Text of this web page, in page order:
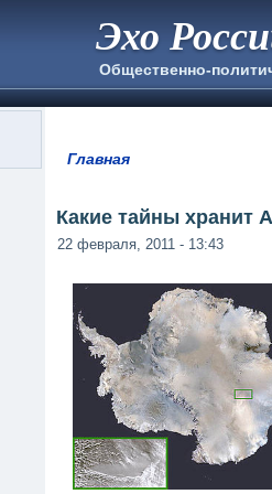
Эхо
Общественно-
Главная
Какие тайны хранит
22 февраля, 2011 - 13:43